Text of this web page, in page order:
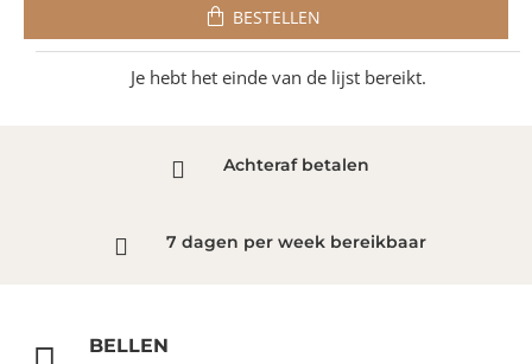
BESTELLEN
Je hebt het einde van de lijst bereikt.
Achteraf betalen
7 dagen per week bereikbaar
BELLEN